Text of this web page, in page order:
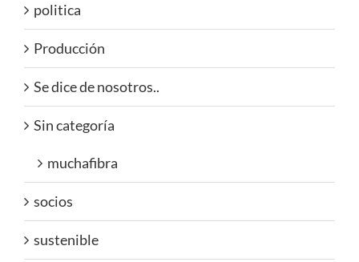
politica
Producción
Se dice de nosotros..
Sin categoría
muchafibra
socios
sustenible